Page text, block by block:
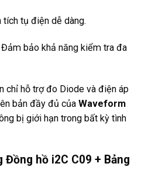
tích tụ điện dễ dàng.
Đảm bảo khả năng kiểm tra đa
chỉ hỗ trợ đo Diode và điện áp
bản đầy đủ của Waveform
bị giới hạn trong bất kỳ tình
Đồng hồ i2C C09 + Bảng